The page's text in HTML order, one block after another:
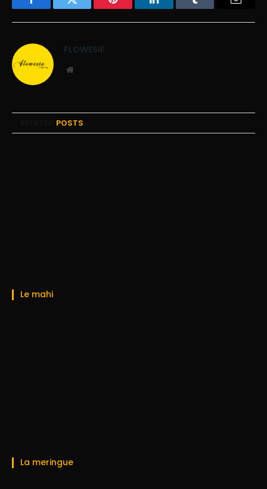
FacebookTwitter Pinterest LinkedInTumblr Email
FLOWESIE
Website
POSTS
Le mahi
La meringue